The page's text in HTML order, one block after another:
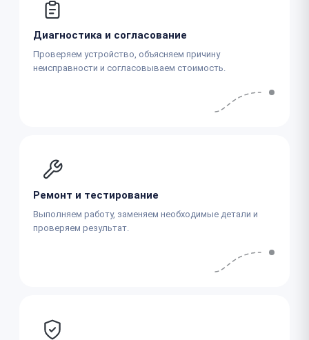
Диагностика и согласование
Проверяем устройство, объясняем причину
неисправности и согласовываем стоимость.
Ремонт и тестирование
Выполняем работу, заменяем необходимые детали и
проверяем результат.